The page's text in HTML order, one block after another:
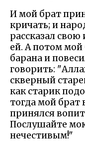
И мой брат
кричать; и
рассказал
ей. А потом мой
барана и
говорить:
скверный
как старик
тогда мой брат
принялся
Послушайте
нечестивым!"